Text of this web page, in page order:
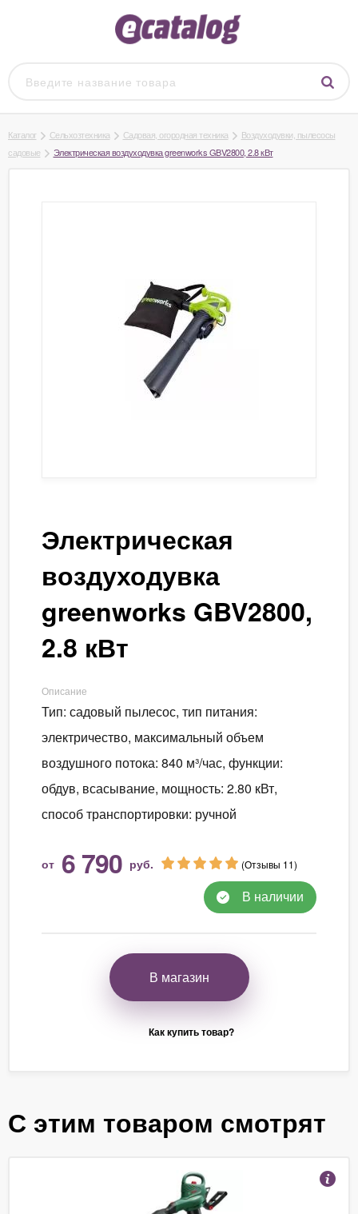
Каталог Сельхозтехника Садовая, огородная техника
Воздуходувки, пылесосы
садовые
Электрическая воздуходувка greenworks GBV2800, 2.8 кВт
Электрическая
воздуходувка
greenworks GBV2800,
2.8 кВт
Описание
Тип: садовый пылесос, тип питания:
электричество, максимальный объем
воздушного потока: 840 м³/час, функции:
обдув, всасывание, мощность: 2.80 кВт,
способ транспортировки: ручной
от 6 790 руб. (Отзывы 11)
В наличии
В магазин
Как купить товар?
С этим товаром смотрят